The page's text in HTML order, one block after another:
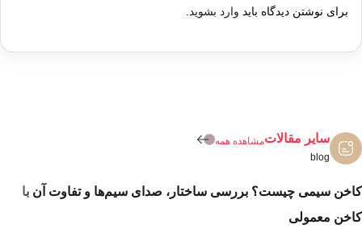
برای نوشتن دیدگاه باید وارد بشوید
سایر مقالات
blog
مشاهده همه
کاخن سیمی چیست؟ بررسی ساختار، صدای سیم‌ها و تفاوت آن با
کاخن معمولی